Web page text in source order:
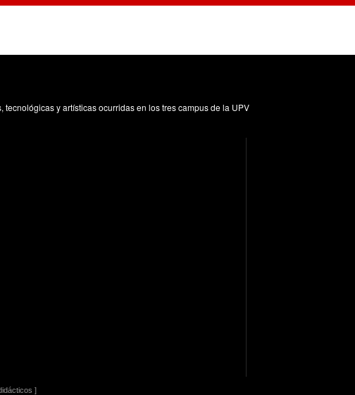
y artísticas ocurridas en los tres campus de la UPV
]